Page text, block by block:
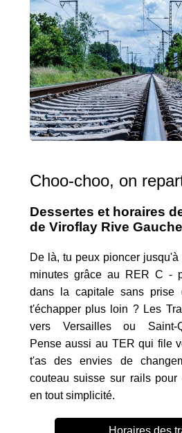
Choo-choo, on
Dessertes et horaires
de Viroflay Rive Gauche
De là, tu peux pioncer
minutes grâce au RER C -
dans la capitale sans prise
t'échapper plus loin ? Les
vers Versailles ou Saint-
Pense aussi au TER qui file
t'as des envies de
couteau suisse sur rails
en tout simplicité.